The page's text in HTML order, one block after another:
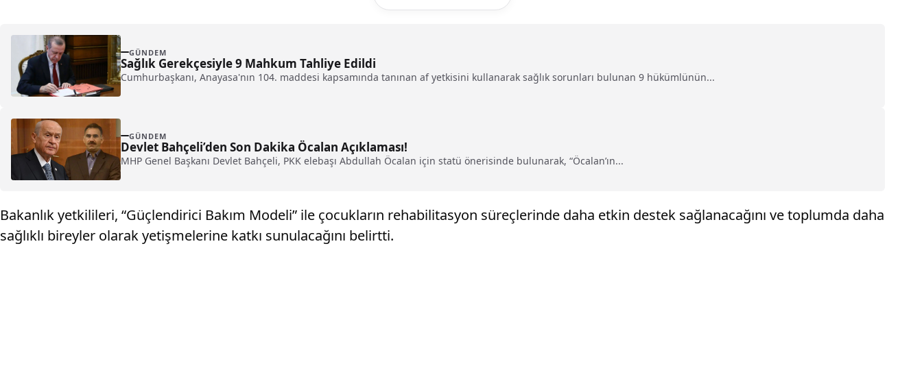
GÜNDEM
Sağlık Gerekçesiyle 9 Mahkum Tahliye Edildi
Cumhurbaşkanı, Anayasa'nın 104. maddesi kapsamında tanınan af yetkisini kullanarak sağlık sorunları bulunan 9 hükümlünün...
GÜNDEM
Devlet Bahçeli’den Son Dakika Öcalan Açıklaması!
MHP Genel Başkanı Devlet Bahçeli, PKK elebaşı Abdullah Öcalan için statü önerisinde bulunarak, “Öcalan’ın...
Bakanlık yetkilileri, “Güçlendirici Bakım Modeli” ile çocukların rehabilitasyon süreçlerinde daha etkin destek sağlanacağını ve toplumda daha
sağlıklı bireyler olarak yetişmelerine katkı sunulacağını belirtti.